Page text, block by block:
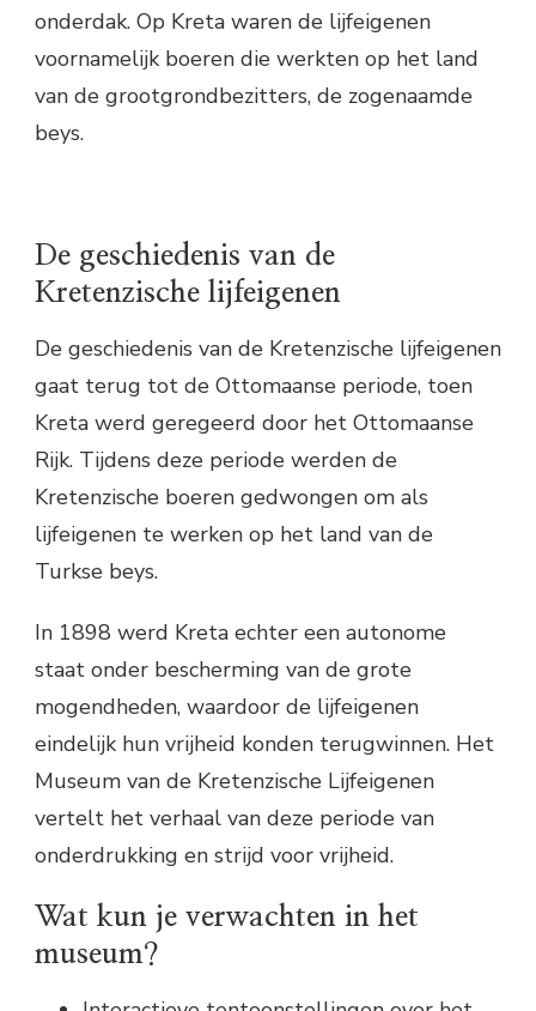
onderdak. Op Kreta waren de lijfeigenen
voornamelijk boeren die werkten op het land
van de grootgrondbezitters, de zogenaamde
beys.
De geschiedenis van de
Kretenzische lijfeigenen
De geschiedenis van de Kretenzische lijfeigenen
gaat terug tot de Ottomaanse periode, toen
Kreta werd geregeerd door het Ottomaanse
Rijk. Tijdens deze periode werden de
Kretenzische boeren gedwongen om als
lijfeigenen te werken op het land van de
Turkse beys.
In 1898 werd Kreta echter een autonome
staat onder bescherming van de grote
mogendheden, waardoor de lijfeigenen
eindelijk hun vrijheid konden terugwinnen. Het
Museum van de Kretenzische Lijfeigenen
vertelt het verhaal van deze periode van
onderdrukking en strijd voor vrijheid.
Wat kun je verwachten in het
museum?